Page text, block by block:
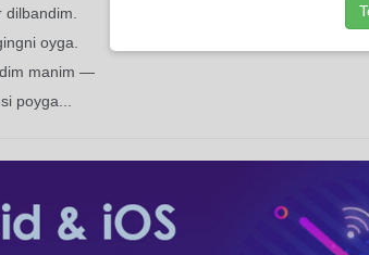
dilbandim.
oyga.
manim —
poyga...